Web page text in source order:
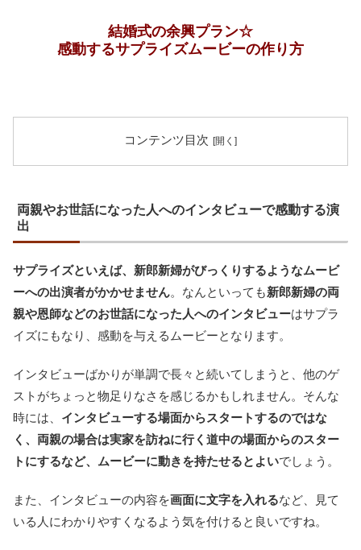
結婚式の余興プラン☆
感動するサプライズムービーの作り方
コンテンツ目次
両親やお世話になった人へのインタビューで感動する演
出
サプライズといえば、新郎新婦がびっくりするようなムービ
ーへの出演者がかかせません。なんといっても新郎新婦の両
親や恩師などのお世話になった人へのインタビューはサプラ
イズにもなり、感動を与えるムービーとなります。
インタビューばかりが単調で長々と続いてしまうと、他のゲ
ストがちょっと物足りなさを感じるかもしれません。そんな
時には、 インタビューする場面からスタートするのではな
く、両親の場合は実家を訪ねに行く道中の場面からのスター
トにするなど、ムービーに動きを持たせるとよいでしょう。
また、インタビューの内容を画面に文字を入れるなど、見て
いる人にわかりやすくなるよう気を付けると良いですね。